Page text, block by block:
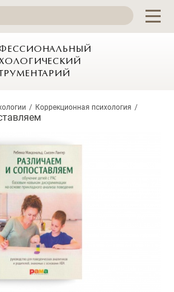
Коррекционная психология